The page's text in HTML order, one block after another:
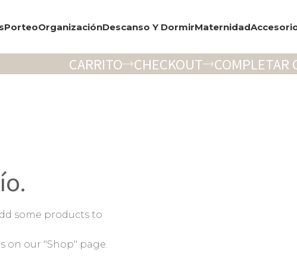
PorteoOrganizaciónDescanso Y DormirMaternidad
CARRITO CHECKOUT COMPLETAR
some products to
on our "Shop" page.